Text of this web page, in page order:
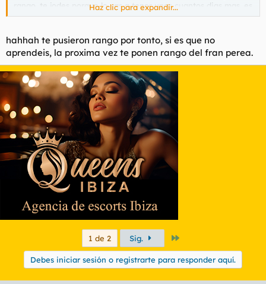
rango, te jodes porque lo vas a tener unos cuantos dias mas, es
asi de FACIL.
Haz clic para expandir...
hahhah te pusieron rango por tonto, si es que no
aprendeis, la proxima vez te ponen rango del fran perea.
1 de 2 Sig.
Debes iniciar sesión o registrarte para responder aquí.